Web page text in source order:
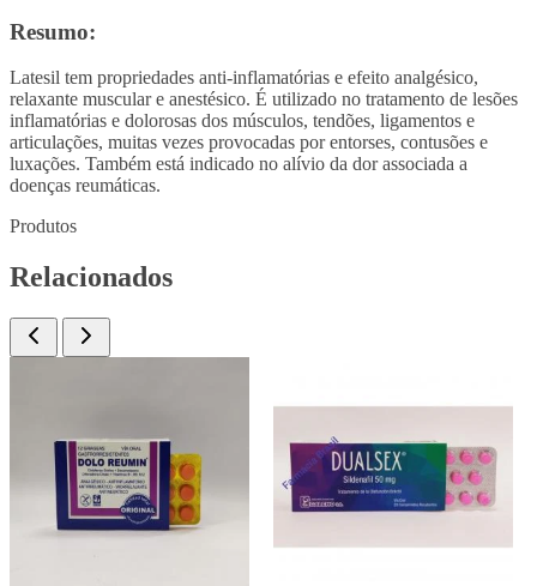
Resumo:
Latesil tem propriedades anti-inflamatórias e efeito analgésico,
relaxante muscular e anestésico. É utilizado no tratamento de lesões
inflamatórias e dolorosas dos músculos, tendões, ligamentos e
articulações, muitas vezes provocadas por entorses, contusões e
luxações. Também está indicado no alívio da dor associada a
doenças reumáticas.
Produtos
Relacionados